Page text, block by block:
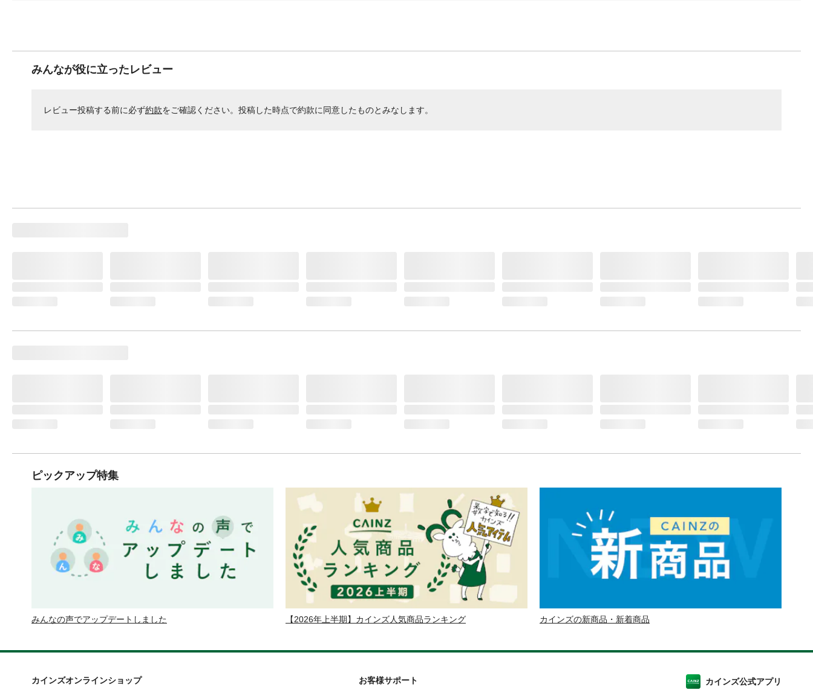
みんなが役に立ったレビュー
レビュー投稿する前に必ず約款をご確認ください。投稿した時点で約款に同意したものとみなします。
ピックアップ特集
みんなの声でアップデートしました 【2026年上半期】カインズ人気商品ランキング カインズの新商品・新着商品
カインズオンラインショップ お客様サポート カインズ公式アプリ